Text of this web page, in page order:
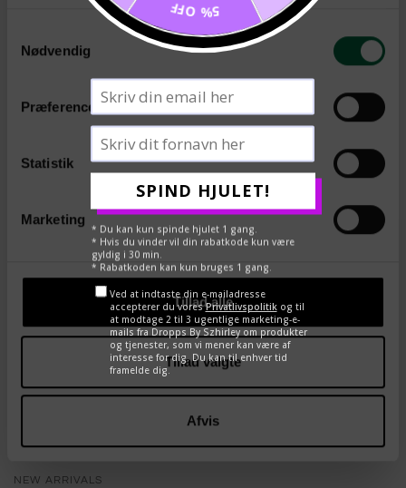
Nødvendig
Præferencer
Statistik
Marketing
Tillad alle
Tillad valgte
Afvis
Szhirley.
DEL TWEET PIN
←
NEW ARRIVALS
5% OFF
SPIND HJULET!
* Du kan kun spinde hjulet 1 gang.
* Hvis du vinder vil din rabatkode kun være
gyldig i 30 min.
* Rabatkoden kan kun bruges 1 gang.
Ved at indtaste din e-mailadresse
accepterer du voresPrivatlivspolitikog til
at modtage 2 til 3 ugentlige marketing-e-
mails fra Dropps By Szhirley om produkter
og tjenester, som vi mener kan være af
interesse for dig. Du kan til enhver tid
framelde dig.